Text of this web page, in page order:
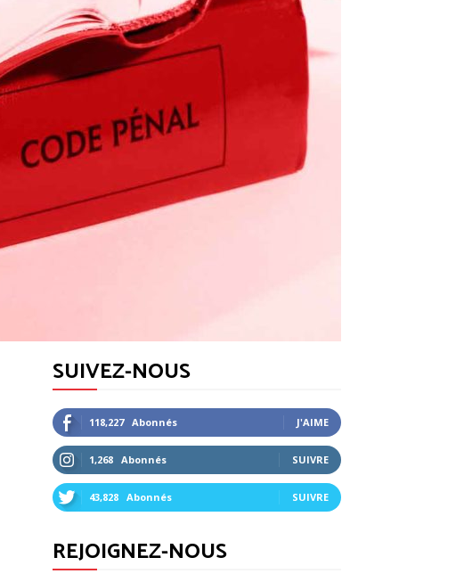
SUIVEZ-NOUS
118,227 Abonnés J'AIME
1,268 Abonnés SUIVRE
43,828 Abonnés SUIVRE
REJOIGNEZ-NOUS